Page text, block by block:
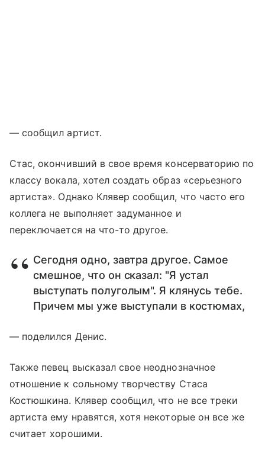
— сообщил артист.
Стас, окончивший в свое время консерваторию по
классу вокала, хотел создать образ «серьезного
артиста». Однако Клявер сообщил, что часто его
коллега не выполняет задуманное и
переключается на что-то другое.
Сегодня одно, завтра другое. Самое
смешное, что он сказал: "Я устал
выступать полуголым". Я клянусь тебе.
Причем мы уже выступали в костюмах,
— поделился Денис.
Также певец высказал свое неоднозначное
отношение к сольному творчеству Стаса
Костюшкина. Клявер сообщил, что не все треки
артиста ему нравятся, хотя некоторые он все же
считает хорошими.